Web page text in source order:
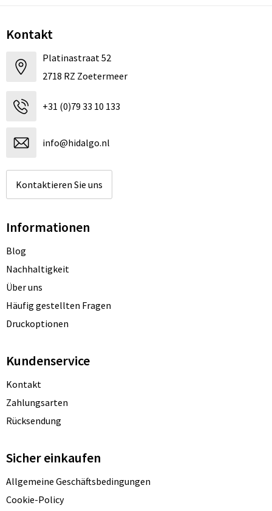
Kontakt
Platinastraat 52
2718 RZ Zoetermeer
+31 (0)79 33 10 133
info@hidalgo.nl
Kontaktieren Sie uns
Informationen
Blog
Nachhaltigkeit
Über uns
Häufig gestellten Fragen
Druckoptionen
Kundenservice
Kontakt
Zahlungsarten
Rücksendung
Sicher einkaufen
Allgemeine Geschäftsbedingungen
Cookie-Policy